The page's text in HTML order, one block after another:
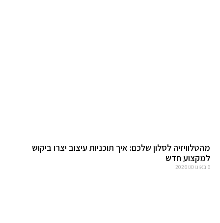
מהטלוויזיה לסלון שלכם: איך תוכניות עיצוב יצרו ביקוש
למקצוע חדש
6 באוגוסט 2026